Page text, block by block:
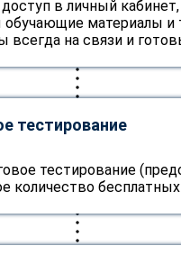
в личный
обучающие материалы и
всегда на связи и
тестирование
тестирование
количество